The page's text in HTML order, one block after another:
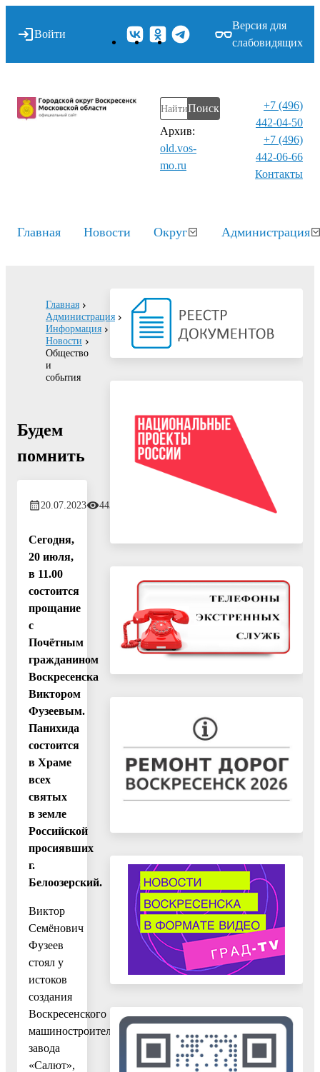
Войти
Версия для
слабовидящих
Поиск
Архив:
old.vos-
mo.ru
+7 (496)
442-04-50
+7 (496)
442-06-66
Контакты⁠
Главная Новости Округ Администрация
Главная
Администрация
Информация
Новости
Общество
и
события
Будем
помнить
20.07.2023 443
Сегодня,
20 июля,
в 11.00
состоится
прощание
с
Почётным
гражданином
Воскресенска
Виктором
Фузеевым.
Панихида
состоится
в Храме
всех
святых
в земле
Российской
просиявших
г.
Белоозерский.
Виктор
Семёнович
Фузеев
стоял у
истоков
создания
Воскресенского
машиностроительного
завода
«Салют»,